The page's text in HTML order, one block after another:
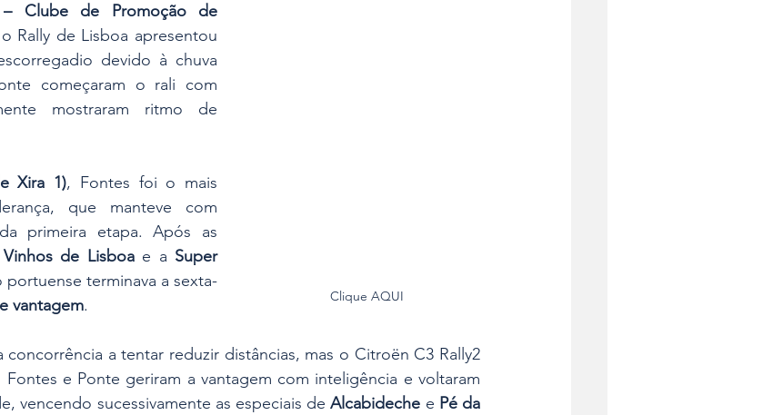
Clique AQUI
– Clube de Promoção de
Rally de Lisboa apresentou
devido à chuva
começaram o rali com
mostraram ritmo de
Xira 1), Fontes foi o mais
que manteve com
primeira etapa. Após as
Vinhos de Lisboa e a Super
terminava a sexta-
vantagem.
a tentar reduzir distâncias, mas o Citroën C3 Rally2
Fontes e Ponte geriram a vantagem com inteligência e voltaram
vencendo sucessivamente as especiais de Alcabideche e Pé da